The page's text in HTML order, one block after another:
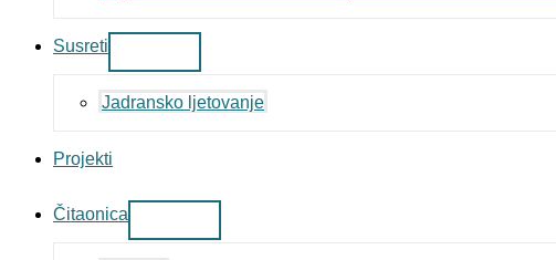
Susreti
Jadransko ljetovanje
Projekti
Čitaonica